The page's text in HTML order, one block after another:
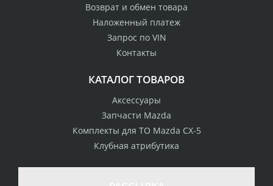
стоимости
Гарантия качества
Возврат и обмен товара
Наложенный платеж
Запрос по VIN
Контакты
КАТАЛОГ ТОВАРОВ
Аксессуары
Запчасти Mazda
Комплекты для ТО Mazda CX-5
Клубная атрибутика